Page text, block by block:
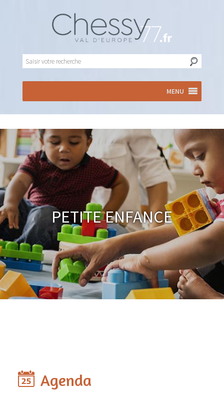
MENU
Petite enfance
Agenda